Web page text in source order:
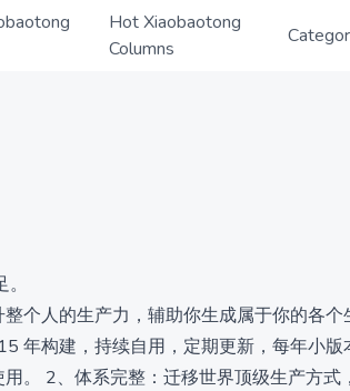
Hot Xiaobaotong
Columns
个人的生产力，辅助你生成属于你的各
构建，持续自用，定期更新，每年小版
。 2、体系完整：迁移世界顶级生产方